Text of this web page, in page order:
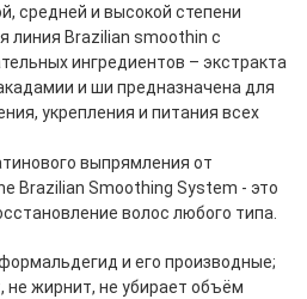
для лица
средней и высокой степени
линия Brazilian smoothin с
ингредиентов – экстракта
и ши предназначена для
укрепления и питания всех
выпрямления от
Brazilian Smoothing System - это
волос любого типа.
и его производные;
не жирнит, не убирает объём